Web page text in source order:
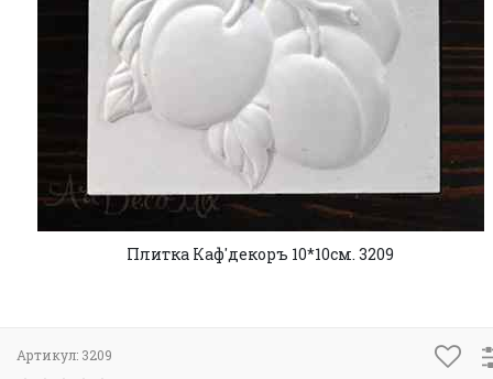
Плитка Каф'декоръ 10*10см. 3209
Артикул: 3209